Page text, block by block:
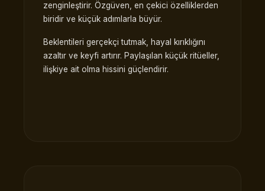
zenginleştirir. Özgüven, en çekici özelliklerden
biridir ve küçük adımlarla büyür.
Beklentileri gerçekçi tutmak, hayal kırıklığını
azaltır ve keyfi artırır. Paylaşılan küçük ritüeller,
ilişkiye ait olma hissini güçlendirir.